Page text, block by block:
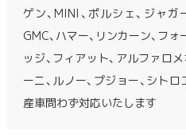
ゲン、MINI、ポルシェ、ジャガ
GMC、ハマー、リンカーン、フ
ッジ、フィアット、アルファロ
ーニ、ルノー、プジョー、シト
産車問わず対応いたします